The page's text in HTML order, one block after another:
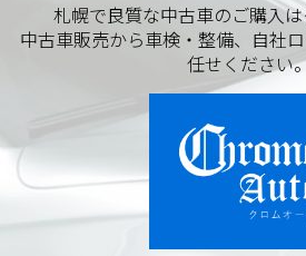
札幌で良質な中古車のご購入
中古車販売から車検・整備、自社
任せください